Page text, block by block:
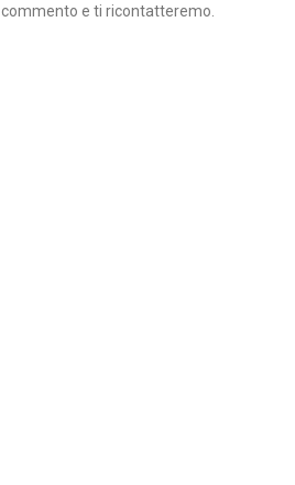
commento e ti ricontatteremo.